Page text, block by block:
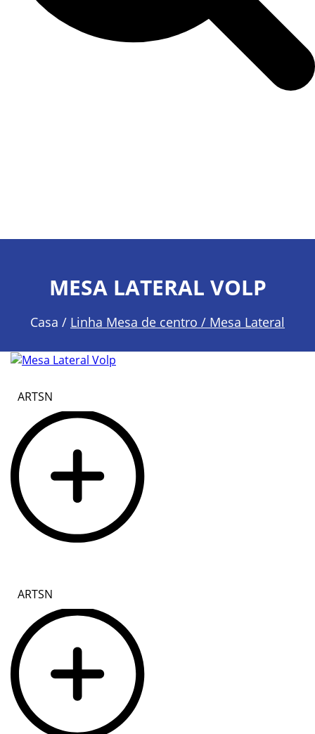
MESA LATERAL VOLP
Casa / Linha Mesa de centro / Mesa Lateral
ARTSN
ARTSN